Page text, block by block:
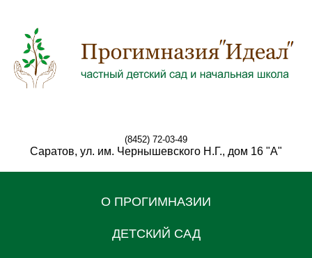
(8452) 72-03-49
Саратов, ул. им. Чернышевского Н.Г., дом 16 "А"
О ПРОГИМНАЗИИ
ДЕТСКИЙ САД